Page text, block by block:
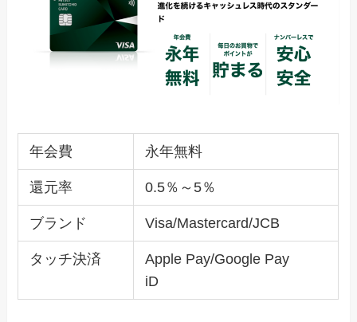
年会費 永年無料
還元率 0.5％～5％
ブランド Visa/Mastercard/JCB
タッチ決済
Apple Pay/Google Pay
iD